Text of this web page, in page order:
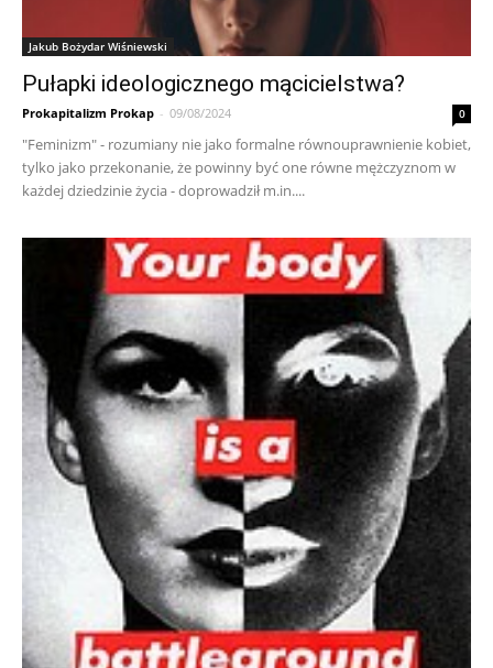
Jakub Bożydar Wiśniewski
Pułapki ideologicznego mącicielstwa?
Prokapitalizm Prokap - 09/08/2024 0
"Feminizm" - rozumiany nie jako formalne równouprawnienie kobiet,
tylko jako przekonanie, że powinny być one równe mężczyznom w
każdej dziedzinie życia - doprowadził m.in....